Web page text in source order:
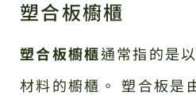
塑合板櫥櫃
塑合板櫥櫃通常指的是
材料的櫥櫃。 塑合板是